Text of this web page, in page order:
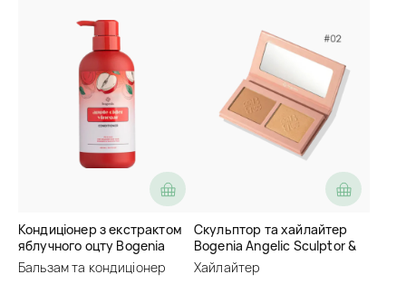
Кондиціонер з екстрактом
яблучного оцту Bogenia
Apple Cider Vinegar
Бальзам та кондиціонер
Скульптор та хайлайтер
Bogenia Angelic Sculptor &
Highlighter 2 in 1
Хайлайтер